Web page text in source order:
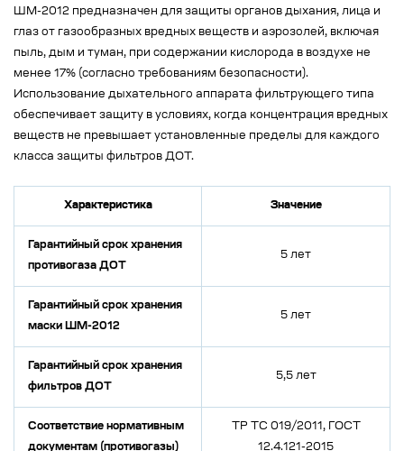
ШМ-2012 предназначен для защиты органов дыхания, лица и
глаз от газообразных вредных веществ и аэрозолей, включая
пыль, дым и туман, при содержании кислорода в воздухе не
менее 17% (согласно требованиям безопасности).
Использование дыхательного аппарата фильтрующего типа
обеспечивает защиту в условиях, когда концентрация вредных
веществ не превышает установленные пределы для каждого
класса защиты фильтров ДОТ.
Характеристика Значение
Гарантийный срок хранения
противогаза ДОТ
5 лет
Гарантийный срок хранения
маски ШМ-2012
5 лет
Гарантийный срок хранения
фильтров ДОТ
5,5 лет
Соответствие нормативным
документам (противогазы)
ТР ТС 019/2011, ГОСТ
12.4.121-2015